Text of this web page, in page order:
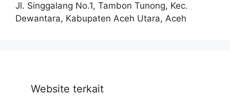
Jl. Singgalang No.1, Tambon Tunong, Kec.
Dewantara, Kabupaten Aceh Utara, Aceh
Website terkait